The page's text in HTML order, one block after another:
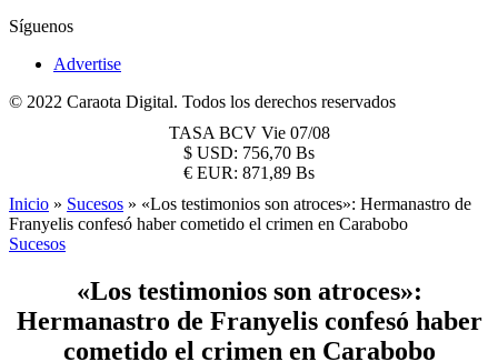
Síguenos
Advertise
© 2022 Caraota Digital. Todos los derechos reservados
TASA BCV Vie 07/08
$ USD: 756,70 Bs
€ EUR: 871,89 Bs
Inicio » Sucesos » «Los testimonios son atroces»: Hermanastro de
Franyelis confesó haber cometido el crimen en Carabobo
Sucesos
«Los testimonios son atroces»:
Hermanastro de Franyelis confesó haber
cometido el crimen en Carabobo